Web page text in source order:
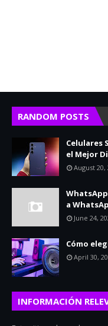
RANDOM POSTS
Celulares
el Mejor
August 20,
a
June 24,
Cómo
April 30,
INFORMACIÓN